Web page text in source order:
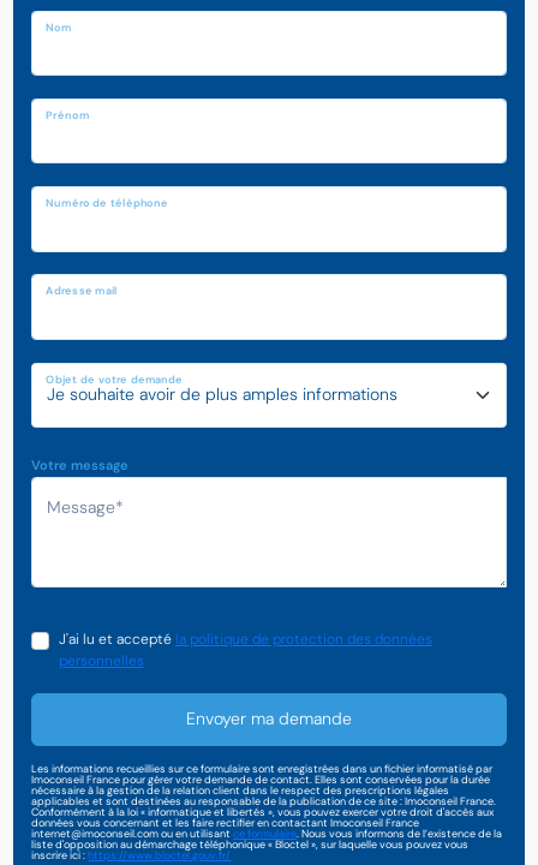
Nom
Prénom
Numéro de téléphone
Adresse mail
Objet de votre demande
Votre message
J'ai lu et accepté la politique de protection des données
personnelles
Envoyer ma demande
Les informations recueillies sur ce formulaire sont enregistrées dans un fichier informatisé par
Imoconseil France pour gérer votre demande de contact. Elles sont conservées pour la durée
nécessaire à la gestion de la relation client dans le respect des prescriptions légales
applicables et sont destinées au responsable de la publication de ce site : Imoconseil France.
Conformément à la loi « informatique et libertés », vous pouvez exercer votre droit d'accès aux
données vous concernant et les faire rectifier en contactant Imoconseil France
internet@imoconseil.com ou en utilisantce formulaire. Nous vous informons de l’existence de la
liste d'opposition au démarchage téléphonique « Bloctel », sur laquelle vous pouvez vous
inscrire ici :https://www.bloctel.gouv.fr/